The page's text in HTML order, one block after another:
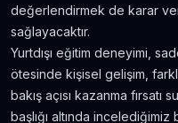
değerlendirmek de karar
sağlayacaktır.
Yurtdışı eğitim deneyimi,
ötesinde kişisel gelişim,
bakış açısı kazanma
başlığı altında incelediğimiz